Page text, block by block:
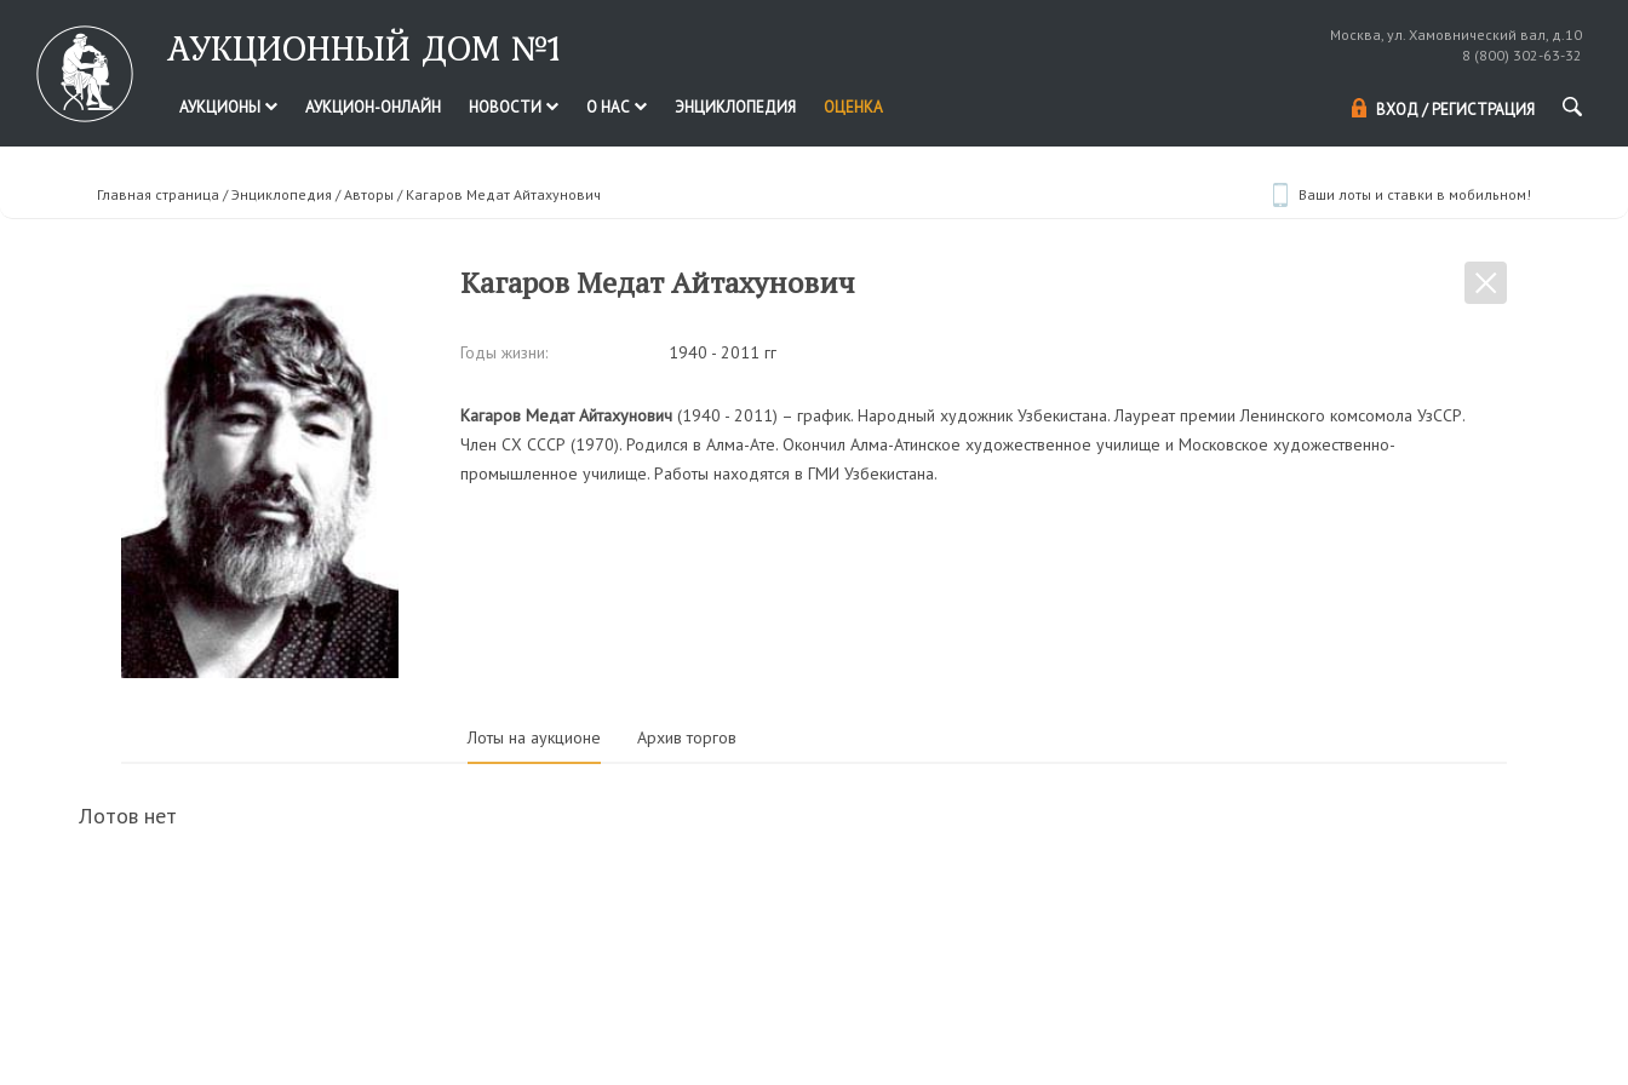
АУКЦИОННЫЙ ДОМ №1
Москва, ул. Хамовнический вал, д.10
8 (800) 302-63-32
АУКЦИОНЫ АУКЦИОН-ОНЛАЙН НОВОСТИ О НАС ЭНЦИКЛОПЕДИЯ ОЦЕНКА ВХОД / РЕГИСТРАЦИЯ
Главная страница /Энциклопедия /Авторы / Кагаров Медат Айтахунович Ваши лоты и ставки в мобильном!
Кагаров Медат Айтахунович
Годы жизни: 1940 - 2011 гг
Кагаров Медат Айтахунович(1940 - 2011) – график. Народный художник Узбекистана. Лауреат премии Ленинского комсомола УзССР.
Член СХ СССР (1970). Родился в Алма-Ате. Окончил Алма-Атинское художественное училище и Московское художественно-
промышленное училище. Работы находятся в ГМИ Узбекистана.
Лоты на аукционе Архив торгов
Лотов нет